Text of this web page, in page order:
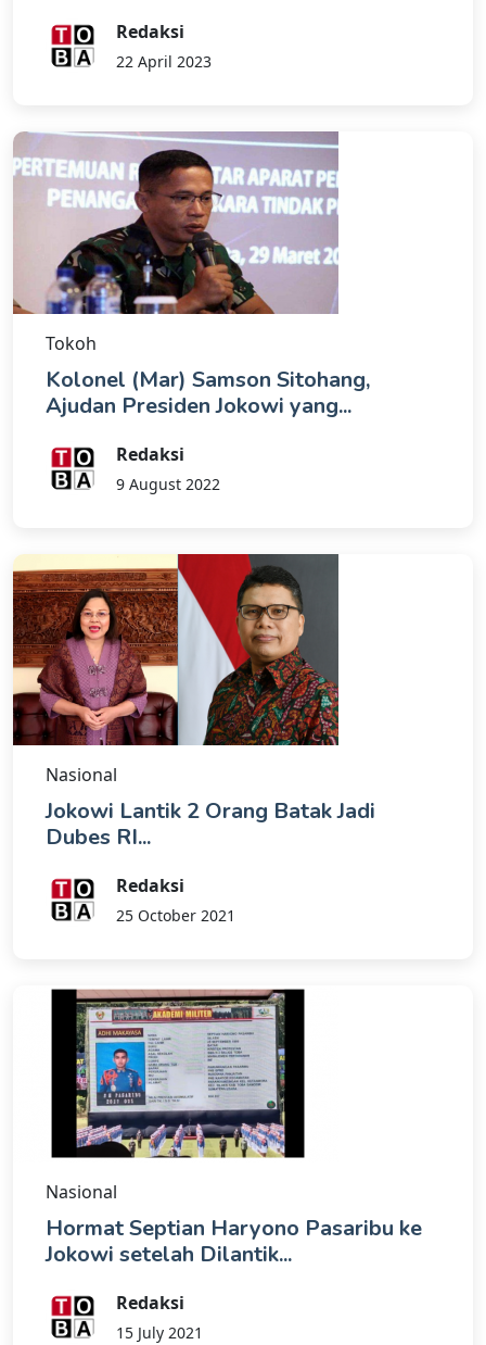
Redaksi
22 April 2023
Tokoh
Kolonel (Mar) Samson Sitohang,
Ajudan Presiden Jokowi yang...
Redaksi
9 August 2022
Nasional
Jokowi Lantik 2 Orang Batak Jadi
Dubes RI...
Redaksi
25 October 2021
Nasional
Hormat Septian Haryono Pasaribu ke
Jokowi setelah Dilantik...
Redaksi
15 July 2021